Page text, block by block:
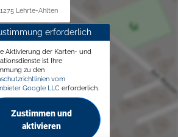
Lehrte-Ahlten
erforderlich
Aktivierung der Karten- und
ist Ihre
zu den
vom
Google LLC erforderlich.
Zustimmen und
aktivieren